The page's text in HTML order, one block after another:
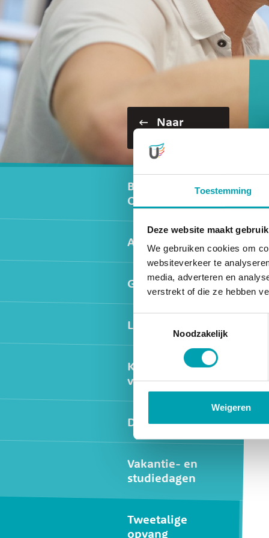
Toestemming
Deze website maakt
We gebruiken cookies om
websiteverkeer te
media, adverteren en
verstrekt of die ze hebben
Noodzakelijk
Weigeren
Naar
Secundair menu
Buitenschoolse
Opvang
Activiteiten
Gezonde voeding
Locaties
Kwaliteit &
veiligheid
Dagprogramma
Vakantie- en
studiedagen
Tweetalige
opvang